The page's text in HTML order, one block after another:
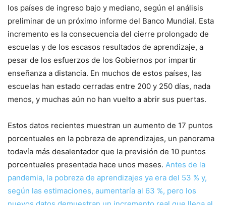
los países de ingreso bajo y mediano, según el análisis
preliminar de un próximo informe del Banco Mundial. Esta
incremento es la consecuencia del cierre prolongado de
escuelas y de los escasos resultados de aprendizaje, a
pesar de los esfuerzos de los Gobiernos por impartir
enseñanza a distancia. En muchos de estos países, las
escuelas han estado cerradas entre 200 y 250 días, nada
menos, y muchas aún no han vuelto a abrir sus puertas.
Estos datos recientes muestran un aumento de 17 puntos
porcentuales en la pobreza de aprendizajes, un panorama
todavía más desalentador que la previsión de 10 puntos
porcentuales presentada hace unos meses. Antes de la
pandemia, la pobreza de aprendizajes ya era del 53 % y,
según las estimaciones, aumentaría al 63 %, pero los